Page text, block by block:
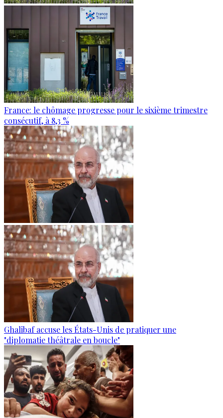
France: le chômage progresse pour le sixième trimestre
consécutif, à 8,3 %
Ghalibaf accuse les États-Unis de pratiquer une
"diplomatie théâtrale en boucle"